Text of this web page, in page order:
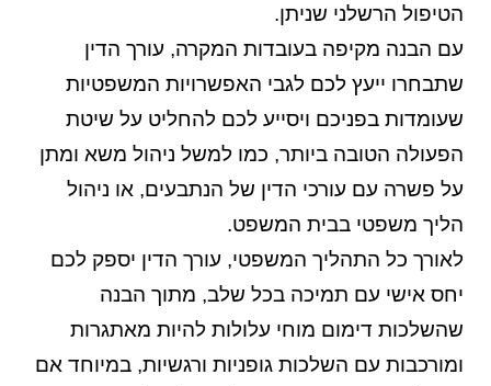
הטיפול הרשלני שניתן.
עם הבנה מקיפה בעובדות המקרה, עורך הדין
שתבחרו ייעץ לכם לגבי האפשרויות המשפטיות
שעומדות בפניכם ויסייע לכם להחליט על שיטת
הפעולה הטובה ביותר, כמו למשל ניהול משא ומתן
על פשרה עם עורכי הדין של הנתבעים, או ניהול
הליך משפטי בבית המשפט.
לאורך כל התהליך המשפטי, עורך הדין יספק לכם
יחס אישי עם תמיכה בכל שלב, מתוך הבנה
שהשלכות דימום מוחי עלולות להיות מאתגרות
ומורכבות עם השלכות גופניות ורגשיות, במיוחד אם